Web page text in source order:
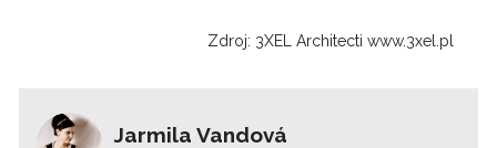
Zdroj: 3XEL Architecti www.3xel.pl
Jarmila Vandová